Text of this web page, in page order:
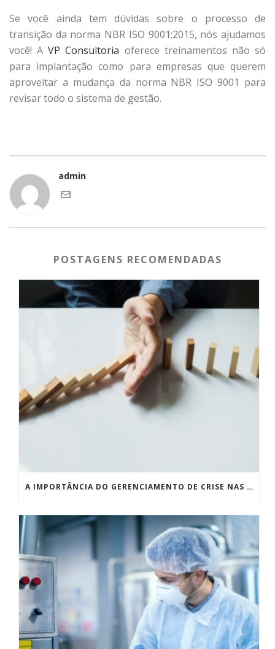
Se você ainda tem dúvidas sobre o processo de
transição da norma NBR ISO 9001:2015, nós ajudamos
você! AVP Consultoria oferece treinamentos não só
para implantação como para empresas que querem
aproveitar a mudança da norma NBR ISO 9001 para
revisar todo o sistema de gestão.
admin
POSTAGENS RECOMENDADAS
A IMPORTÂNCIA DO GERENCIAMENTO DE CRISE NAS EMPRESAS